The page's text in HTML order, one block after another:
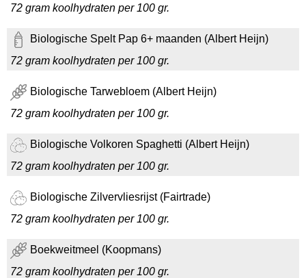
72 gram koolhydraten per 100 gr.
Biologische Spelt Pap 6+ maanden (Albert Heijn)
72 gram koolhydraten per 100 gr.
Biologische Tarwebloem (Albert Heijn)
72 gram koolhydraten per 100 gr.
Biologische Volkoren Spaghetti (Albert Heijn)
72 gram koolhydraten per 100 gr.
Biologische Zilvervliesrijst (Fairtrade)
72 gram koolhydraten per 100 gr.
Boekweitmeel (Koopmans)
72 gram koolhydraten per 100 gr.